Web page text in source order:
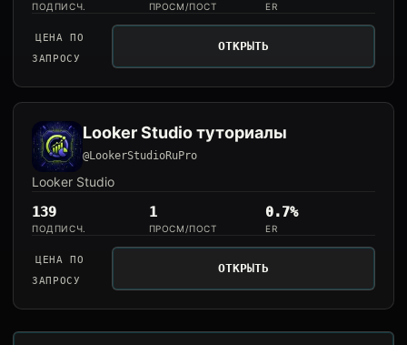
ПОДПИСЧ. ПРОСМ/ПОСТ ER
ЦЕНА ПО
ЗАПРОСУ
ОТКРЫТЬ
Looker Studio туториалы
@LookerStudioRuPro
Looker Studio
139
ПОДПИСЧ.
1
ПРОСМ/ПОСТ
0.7%
ER
ЦЕНА ПО
ЗАПРОСУ
ОТКРЫТЬ